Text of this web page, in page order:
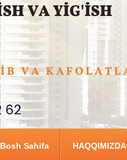
Bosh Sahifa HAQQIMIZDA